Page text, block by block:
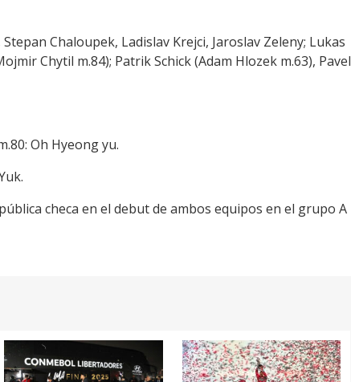
Chaloupek, Ladislav Krejci, Jaroslav Zeleny; Lukas
Chytil m.84); Patrik Schick (Adam Hlozek m.63), Pavel
Oh Hyeong yu.
checa en el debut de ambos equipos en el grupo A